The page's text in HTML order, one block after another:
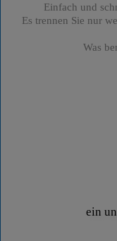
Einfach und
Es trennen Sie nur
Was
ein